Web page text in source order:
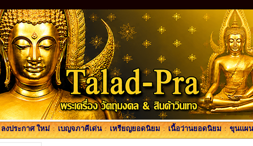
ลงประกาศ ใหม่ : เบญจภาคีเด่น : เหรียญยอดนิยม : เนื้อว่านยอดนิยม : ขุนแผน